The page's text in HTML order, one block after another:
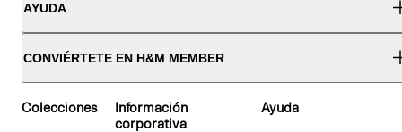
AYUDA
CONVIÉRTETE EN H&M MEMBER
Colecciones
Información
corporativa
Ayuda